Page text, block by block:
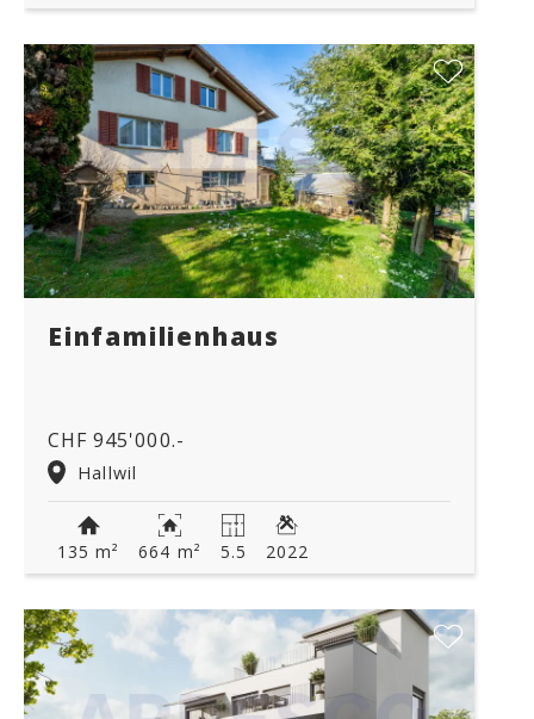
Einfamilienhaus
CHF 945'000.-
Hallwil
135 m² 664 m² 5.5 2022